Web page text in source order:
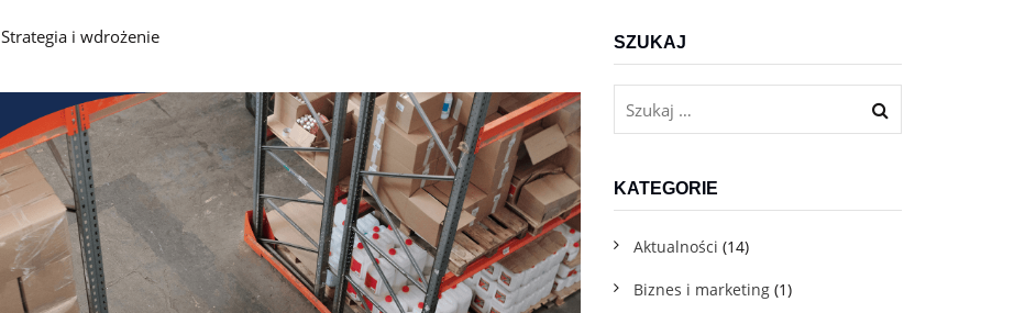
Dla firm handlowych B2B
producentów, hurtowni, dystrybutorów i sklepów
branżowych
Dla firm usługowych B2C
Program lojalnościowy w telefonie dla gastronomii, beauty,
fitnessu i innych branż usługowych
Strategia i wdrożenie SZUKAJ
KATEGORIE
Aktualności (14)
Biznes i marketing(1)